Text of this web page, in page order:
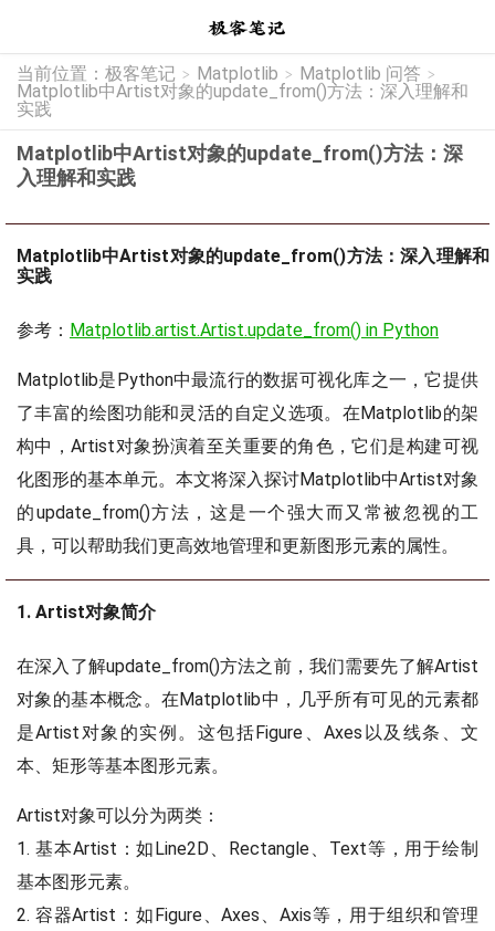
当前位置： 极客笔记 > Matplotlib > Matplotlib 问答 >
Matplotlib中Artist对象的update_from()方法：深入理解和
实践
Matplotlib中Artist对象的update_from()方法：深
入理解和实践
Matplotlib中Artist对象的update_from()方法：深入理解和
实践
参考： Matplotlib.artist.Artist.update_from() in Python
Matplotlib是Python中最流行的数据可视化库之一，它提供
了丰富的绘图功能和灵活的自定义选项。在Matplotlib的架
构中，Artist对象扮演着至关重要的角色，它们是构建可视
化图形的基本单元。本文将深入探讨Matplotlib中Artist对象
的update_from()方法，这是一个强大而又常被忽视的工
具，可以帮助我们更高效地管理和更新图形元素的属性。
1. Artist对象简介
在深入了解update_from()方法之前，我们需要先了解Artist
对象的基本概念。在Matplotlib中，几乎所有可见的元素都
是Artist对象的实例。这包括Figure、Axes以及线条、文
本、矩形等基本图形元素。
Artist对象可以分为两类：
1. 基本Artist：如Line2D、Rectangle、Text等，用于绘制
基本图形元素。
2. 容器Artist：如Figure、Axes、Axis等，用于组织和管理